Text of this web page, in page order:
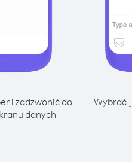
i zadzwonić do
danych
Wybrać